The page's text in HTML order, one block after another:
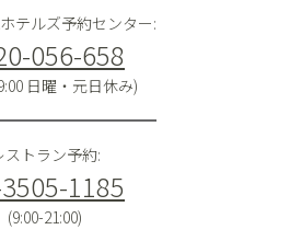
ホテルズ予約センター:
056-658
日曜・元日休み)
ストラン予約:
1185
(9:00-21:00)